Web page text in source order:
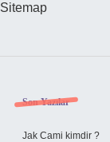
Sitemap
Sidebar
Son Yazılar
Jak Cami kimdir ?